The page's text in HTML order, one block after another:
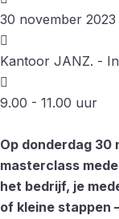
30 november 2023
Kantoor JANZ. -
9.00 - 11.00 uur
Op donderdag 30
masterclass
het bedrijf, je
of kleine stappen